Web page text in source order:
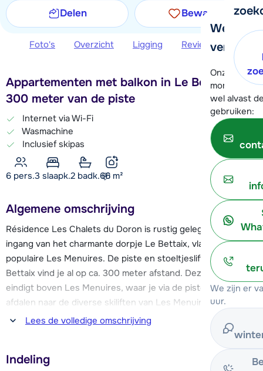
We
verder!
Onze
moment
wel alvast
gebruiken:
We zijn er
uur.
Delen Bewaren
Foto's Overzicht Ligging Reviews
Appartementen met balkon in Le Bettaix,
300 meter van de piste
Internet via Wi-Fi
Wasmachine
Inclusief skipas
6 pers.3 slaapk.2 badk.66 m²
Algemene omschrijving
Résidence Les Chalets du Doron is rustig gelegen bij de
ingang van het charmante dorpje Le Bettaix, vlakbij het
populaire Les Menuires. De piste en stoeltjeslift van Le
Bettaix vind je al op ca. 300 meter afstand. Deze stoeltjeslift
eindigt boven Les Menuires, waar je via de piste kunt
afdalen naar de diverse skiliften van Les Menuires. Hiermee
kun je verder het 600 km piste tellende skigebied Les Trois
Op ca. 200 meter van Les Chalets du Doron vind je een
Lees de volledige omschrijving
Indeling